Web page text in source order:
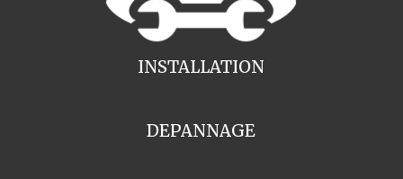
INSTALLATION
DEPANNAGE